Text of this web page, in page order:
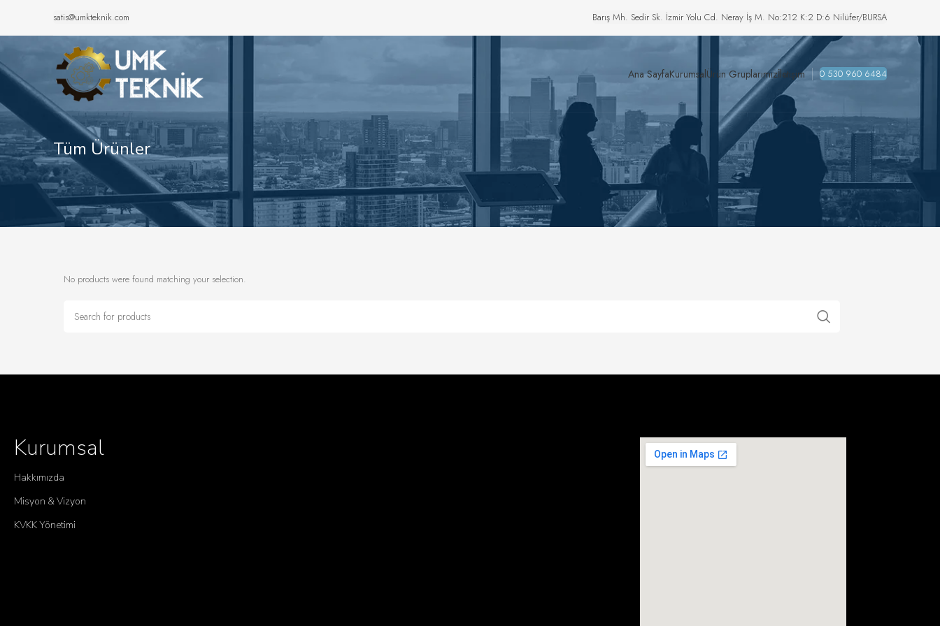
satis@umkteknik.com Barış Mh. Sedir Sk. İzmir Yolu Cd. Neray İş M. No:212 K:2 D:6 Nilüfer/BURSA
Ana SayfaKurumsalÜrün Gruplarımızİletişim 0 530 960 6484
Tüm Ürünler
No products were found matching your selection.
Kurumsal
Hakkımızda
Misyon & Vizyon
KVKK Yönetimi